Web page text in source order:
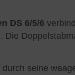
DS 6/5/6
Die
seine